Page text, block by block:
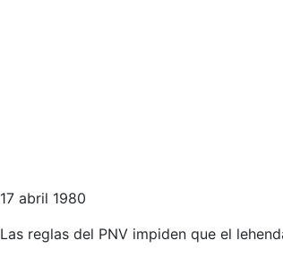
17 abril 1980
Las reglas del PNV impiden que el